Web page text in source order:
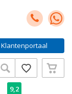
Klantenportaal
9,2